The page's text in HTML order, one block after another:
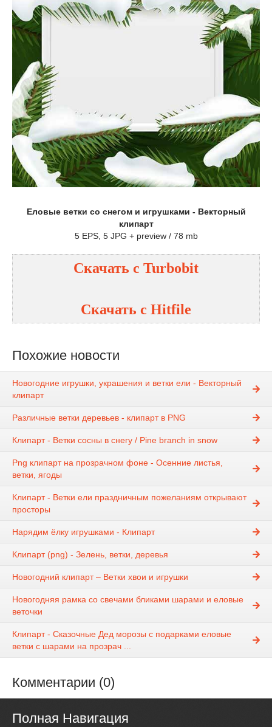
Еловые ветки со снегом и игрушками - Векторный
клипарт
5 EPS, 5 JPG + preview / 78 mb
Скачать с Turbobit
Скачать с Hitfile
Похожие новости
Новогодние игрушки, украшения и ветки ели - Векторный
клипарт
Различные ветки деревьев - клипарт в PNG
Клипарт - Ветки сосны в снегу / Pine branch in snow
Png клипарт на прозрачном фоне - Осенние листья,
ветки, ягоды
Клипарт - Ветки ели праздничным пожеланиям открывают
просторы
Нарядим ёлку игрушками - Клипарт
Клипарт (png) - Зелень, ветки, деревья
Новогодний клипарт – Ветки хвои и игрушки
Новогодняя рамка со свечами бликами шарами и еловые
веточки
Клипарт - Сказочные Дед морозы с подарками еловые
ветки с шарами на прозрач ...
Комментарии (0)
Полная Навигация